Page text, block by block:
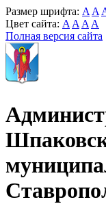
Размер шрифта: A A
Цвет сайта: A A A A
Полная версия сайта